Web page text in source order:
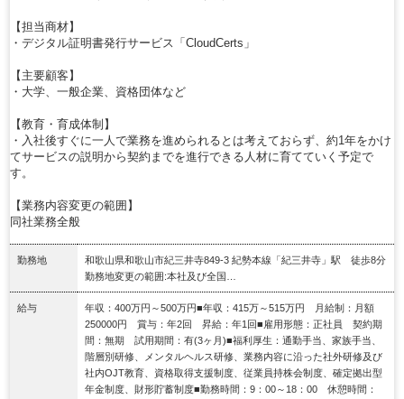
【担当商材】
・デジタル証明書発行サービス「CloudCerts」
【主要顧客】
・大学、一般企業、資格団体など
【教育・育成体制】
・入社後すぐに一人で業務を進められるとは考えておらず、約1年をかけ
てサービスの説明から契約までを進行できる人材に育てていく予定で
す。
【業務内容変更の範囲】
同社業務全般
勤務地
和歌山県和歌山市紀三井寺849-3 紀勢本線「紀三井寺」駅 徒歩8分
勤務地変更の範囲:本社及び全国…
給与
年収：400万円～500万円■年収：415万～515万円 月給制：月額
250000円 賞与：年2回 昇給：年1回■雇用形態：正社員 契約期
間：無期 試用期間：有(3ヶ月)■福利厚生：通勤手当、家族手当、
階層別研修、メンタルヘルス研修、業務内容に沿った社外研修及び
社内OJT教育、資格取得支援制度、従業員持株会制度、確定拠出型
年金制度、財形貯蓄制度■勤務時間：9：00～18：00 休憩時間：